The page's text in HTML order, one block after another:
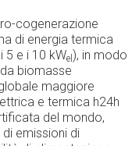
cogenerazione
di energia termica
5 e i 10 kWel ), in modo
biomasse
maggiore
e termica h24h
del mondo,
emissioni di